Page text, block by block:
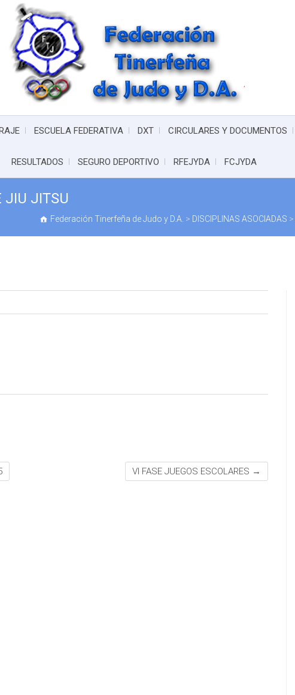
ESCUELA FEDERATIVA DXT CIRCULARES Y DOCUMENTOS
RESULTADOS SEGURO DEPORTIVO RFEJYDA FCJYDA
JIU JITSU
Federación Tinerfeña de Judo y D.A. > DISCIPLINAS ASOCIADAS >
VI FASE JUEGOS ESCOLARES →